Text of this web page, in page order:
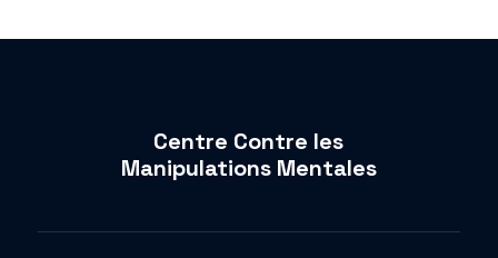
Centre Contre les
Manipulations Mentales